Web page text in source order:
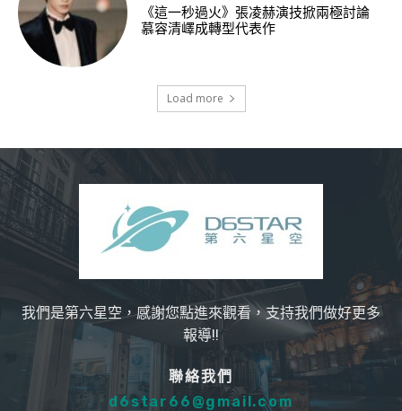
《這一秒過火》張凌赫演技掀兩極討論
慕容清嶧成轉型代表作
Load more
我們是第六星空，感謝您點進來觀看，支持我們做好更多
報導!!
聯絡我們
d6star66@gmail.com